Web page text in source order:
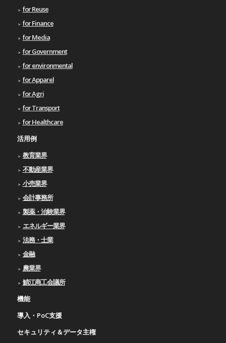
for Reuse
for Finance
for Media
for Government
for environmental
for Apparel
for Agri
for Transport
for Healthcare
活用例
教育業界
不動産業界
小売業界
会計事務所
製薬・治験業界
エネルギー業界
法務・士業
金融
農業界
鯖江商工会議所
機能
導入・PoC支援
セキュリティ＆データ主権